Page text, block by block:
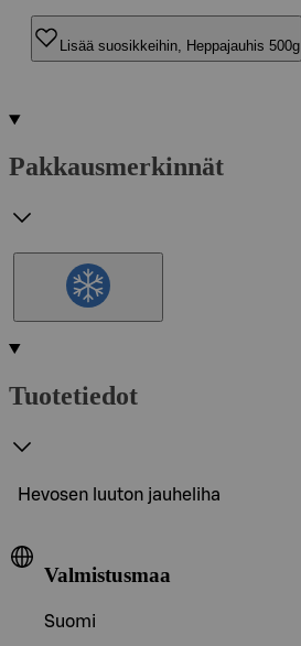
Lisää suosikkeihin, Heppajauhis 500g
Pakkausmerkinnät
Tuotetiedot
Hevosen luuton jauheliha
Valmistusmaa
Suomi